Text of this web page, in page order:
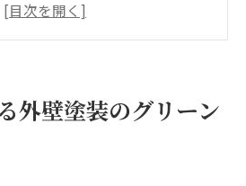
相性が光る外壁塗装グリーン
外壁塗装のグリーン